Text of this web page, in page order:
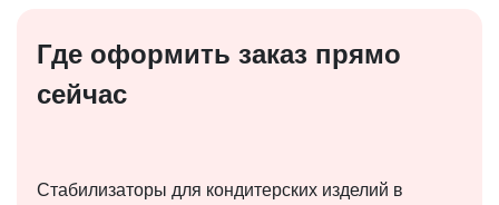
Где оформить заказ прямо
сейчас
Стабилизаторы для кондитерских изделий в